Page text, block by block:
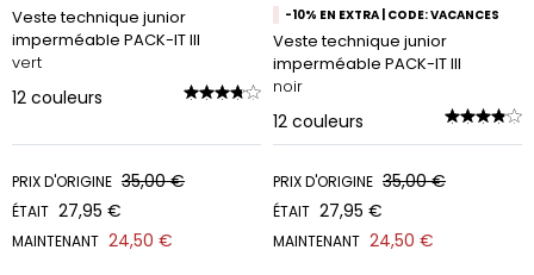
Veste technique junior
imperméable PACK-IT III
vert
12 couleurs
PRIX D'ORIGINE 35,00 €
ÉTAIT 27,95 €
MAINTENANT 24,50 €
-10% EN EXTRA | CODE: VACANCES
Veste technique junior
imperméable PACK-IT III
noir
12 couleurs
PRIX D'ORIGINE 35,00 €
ÉTAIT 27,95 €
MAINTENANT 24,50 €